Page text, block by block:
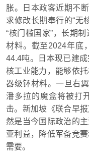
胀。日本政客近期不
求修改长期奉行的“无
“核门槛国家”，长期
材料。截至2024年底
44.4吨。日本现已建
核工业能力，能够依
器级钚材料。一旦右
潘多拉的魔盒将被打
击。新加坡《联合早
然是当今国际政治的
亚利益，降低军备竞
需要。